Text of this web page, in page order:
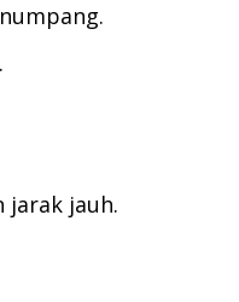
jarak jauh.